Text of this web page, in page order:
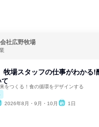
社広野牧場
牧場スタッフの仕事がわかる!
をつくる！食の循環をデザインする
2026年8月・9月・10月 1日